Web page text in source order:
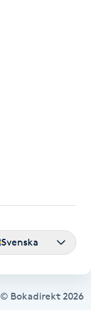
Svenska
© Bokadirekt 2026